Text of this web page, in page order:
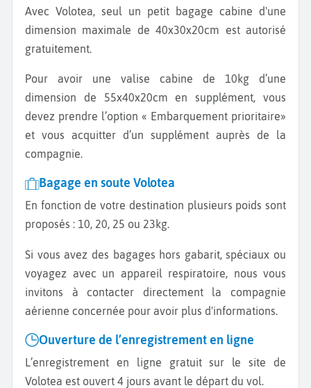
Avec Volotea, seul un petit bagage cabine d'une
dimension maximale de 40x30x20cm est autorisé
gratuitement.
Pour avoir une valise cabine de 10kg d’une
dimension de 55x40x20cm en supplément, vous
devez prendre l’option « Embarquement prioritaire»
et vous acquitter d’un supplément auprès de la
compagnie.
Bagage en soute Volotea
En fonction de votre destination plusieurs poids sont
proposés : 10, 20, 25 ou 23kg.
Si vous avez des bagages hors gabarit, spéciaux ou
voyagez avec un appareil respiratoire, nous vous
invitons à contacter directement la compagnie
aérienne concernée pour avoir plus d'informations.
Ouverture de l’enregistrement en ligne
L’enregistrement en ligne gratuit sur le site de
Volotea est ouvert 4 jours avant le départ du vol.